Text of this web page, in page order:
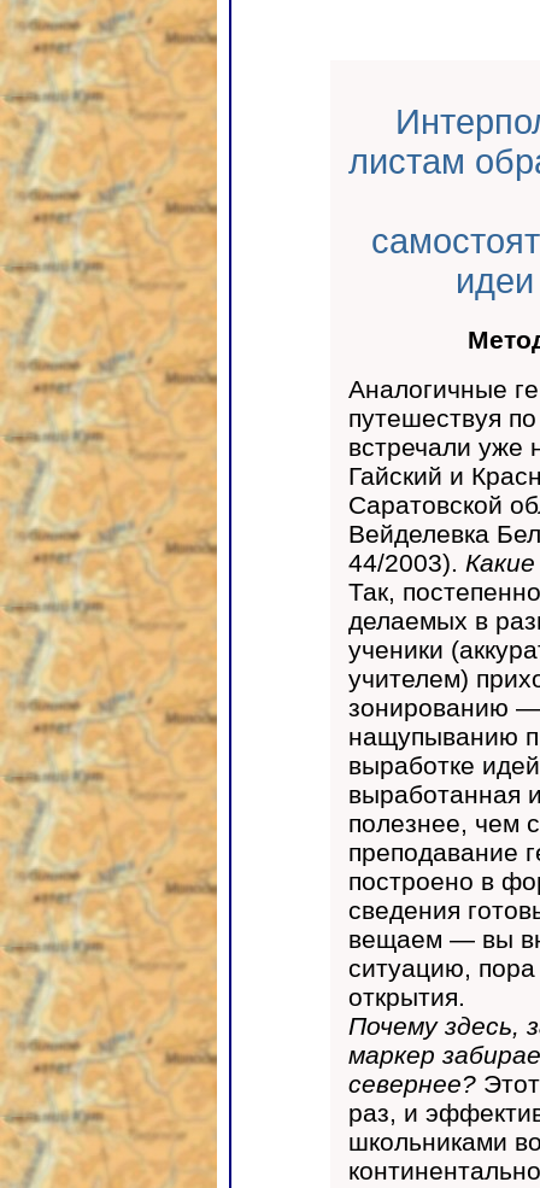
листам
Аналогичные
путешествуя
встречали уже
Гайский и
Саратовской
Вейделевка
44/2003).
Так,
делаемых в
ученики
учителем)
зонированию
нащупыванию
выработке
выработанная
полезнее, чем
преподавание
построено в
сведения
вещаем — вы
ситуацию, пора
открытия.
Почему здесь,
маркер
севернее?
раз, и
школьниками